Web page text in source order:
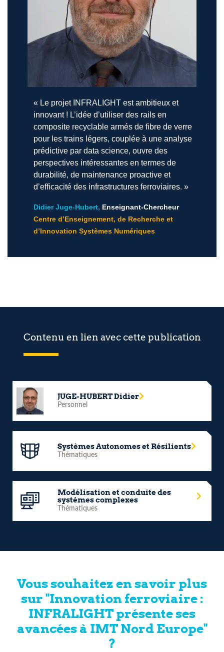
« Le projet INFRALIGHT est ambitieux et
innovant ! L’idée d’utiliser des rails en
composite recyclable armés de fibre de verre
pour les trains légers, couplée à une analyse
prédictive par data science, ouvre des
perspectives intéressantes en termes de
durabilité, de maintenance proactive et
d’efficacité des infrastructures ferroviaires. »
Didier Juge-Hubert, Enseignant-Chercheur
Centre d’Enseignement, de Recherche et
d’Innovation Systèmes Numériques
Contenu en lien avec cette publication
JUGE-HUBERT Didier
Personnel
Systèmes Autonomes et Résilients
Thématiques
Modélisation et conduite des
systèmes complexes
Thématiques
Vous souhaitez en savoir plus
sur "Innovation ferroviaire :
INFRALIGHT présente ses
avancées à IMT Nord Europe"
?